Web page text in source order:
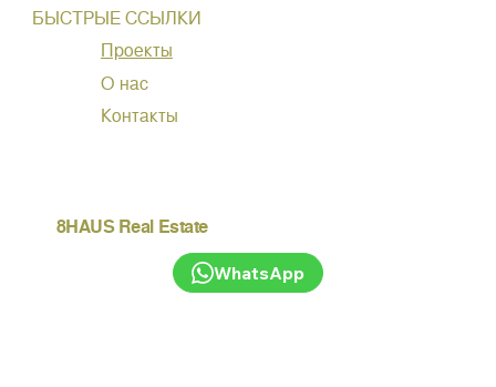
БЫСТРЫЕ ССЫЛКИ
Проекты
О нас
Контакты
8HAUS Real Estate
WhatsApp